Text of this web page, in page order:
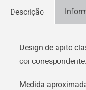
Descrição
Design de apito
cor correspondente.
Medida